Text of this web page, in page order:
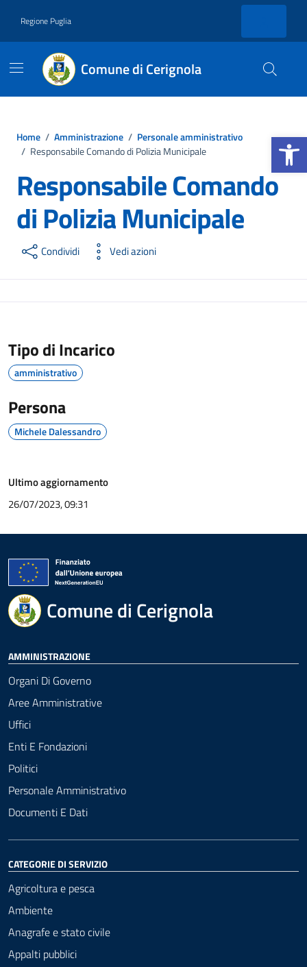
Apri la
Regione Puglia
Comune di Cerignola
Home / Amministrazione / Personale amministrativo
/ Responsabile Comando di Polizia Municipale
Responsabile Comando
di Polizia Municipale
Condividi Vedi azioni
Tipo di Incarico
amministrativo
Persona
Michele Dalessandro
Ultimo aggiornamento
26/07/2023, 09:31
Comune di Cerignola
AMMINISTRAZIONE
Organi Di Governo
Aree Amministrative
Uffici
Enti E Fondazioni
Politici
Personale Amministrativo
Documenti E Dati
CATEGORIE DI SERVIZIO
Agricoltura e pesca
Ambiente
Anagrafe e stato civile
Appalti pubblici